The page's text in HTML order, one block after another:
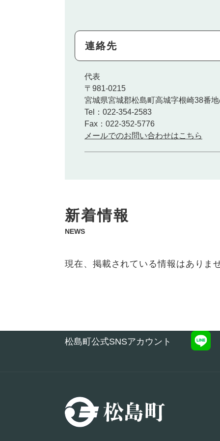
連絡先
代表
〒981-0215
宮城県宮城郡松島町高城字根崎38番
Tel：022-354-2583
Fax：022-352-5776
メールでのお問い合わせはこちら
本
文
新着情報
NEWS
現在、掲載されている情報はありま
松島町公式SNSアカウント